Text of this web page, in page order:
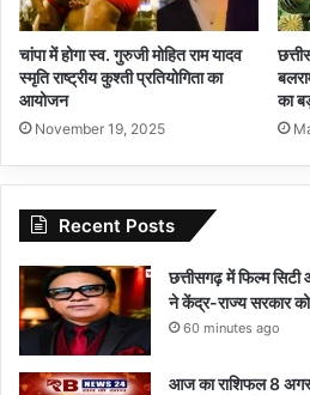
चांपा में होगा स्व. गुरुजी मोहित राम यादव
स्मृति राष्ट्रीय कुश्ती प्रतियोगिता का
आयोजन
November 19, 2025
का
Recent Posts
छत्तीसगढ़ में फिल्म सिटी
ने केंद्र-राज्य सरकार
60 minutes ago
आज का राशिफल 8